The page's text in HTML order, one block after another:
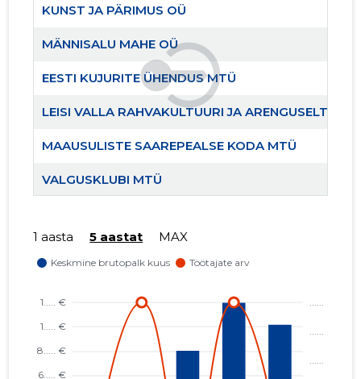
KUNST JA PÄRIMUS OÜ
MÄNNISALU MAHE OÜ
EESTI KUJURITE ÜHENDUS MTÜ
LEISI VALLA RAHVAKULTUURI JA ARENGUSELTS
MAAUSULISTE SAAREPEALSE KODA MTÜ
VALGUSKLUBI MTÜ
MÄNNISALU MTÜ
1 aasta 5 aastat MAX